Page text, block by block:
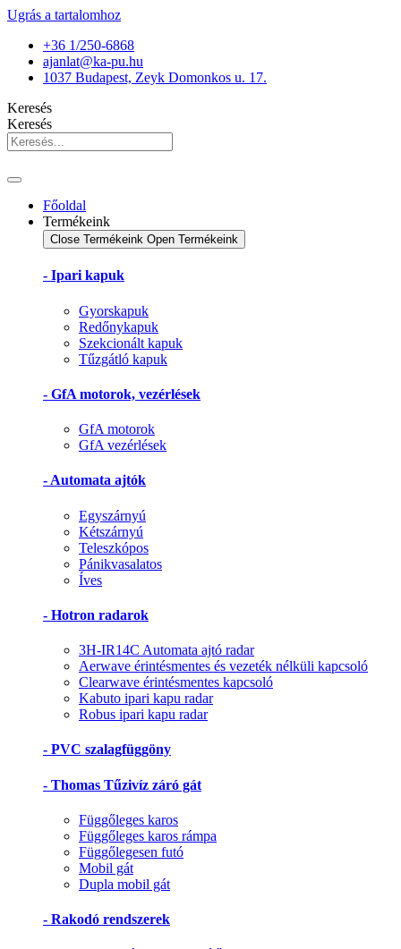
Ugrás a tartalomhoz
+36 1/250-6868
ajanlat@ka-pu.hu
1037 Budapest, Zeyk Domonkos u. 17.
Keresés
Keresés
Főoldal
Termékeink
Close Termékeink Open Termékeink
- Ipari kapuk
Gyorskapuk
Redőnykapuk
Szekcionált kapuk
Tűzgátló kapuk
- GfA motorok, vezérlések
GfA motorok
GfA vezérlések
- Automata ajtók
Egyszárnyú
Kétszárnyú
Teleszkópos
Pánikvasalatos
Íves
- Hotron radarok
3H-IR14C Automata ajtó radar
Aerwave érintésmentes és vezeték nélküli kapcsoló
Clearwave érintésmentes kapcsoló
Kabuto ipari kapu radar
Robus ipari kapu radar
- PVC szalagfüggöny
- Thomas Tűzivíz záró gát
Függőleges karos
Függőleges karos rámpa
Függőlegesen futó
Mobil gát
Dupla mobil gát
- Rakodó rendszerek